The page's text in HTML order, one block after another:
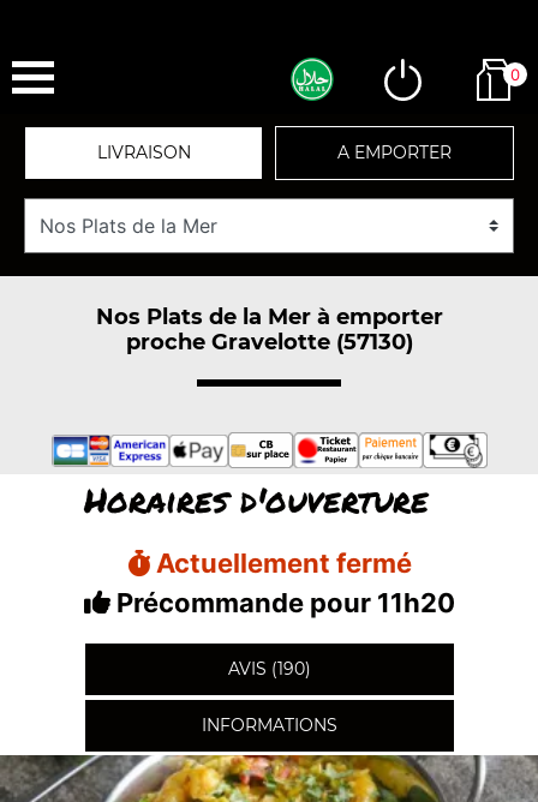
0
LIVRAISON A EMPORTER
Nos Plats de la Mer à emporter
proche Gravelotte (57130)
Horaires d'ouverture
Actuellement fermé
Précommande pour 11h20
AVIS (190)
INFORMATIONS